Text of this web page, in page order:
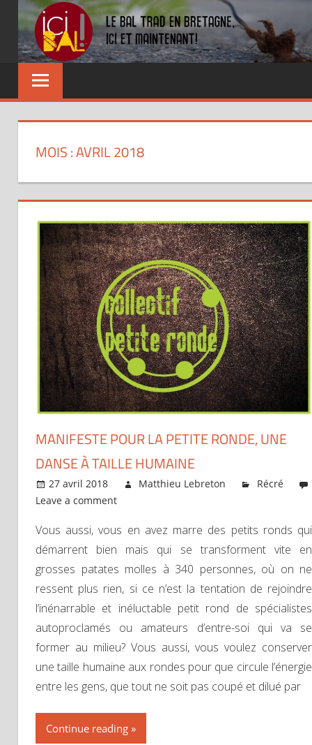
content
Dansez
partout
MOIS : AVRIL 2018
MANIFESTE POUR LA PETITE RONDE, UNE
DANSE À TAILLE HUMAINE
27 avril 2018 Matthieu Lebreton
Récré
Leave a comment
Vous aussi, vous en avez marre des petits ronds qui
démarrent bien mais qui se transforment vite en
grosses patates molles à 340 personnes, où on ne
ressent plus rien, si ce n’est la tentation de rejoindre
l’inénarrable et inéluctable petit rond de spécialistes
autoproclamés ou amateurs d’entre-soi qui va se
former au milieu? Vous aussi, vous voulez conserver
une taille humaine aux rondes pour que circule l’énergie
entre les gens, que tout ne soit pas coupé et dilué par
Continue reading